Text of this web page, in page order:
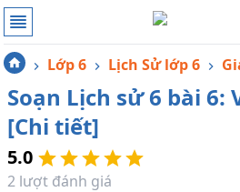
Lớp 6 Lịch Sử lớp 6
Soạn Lịch sử 6 bài 6:
[Chi tiết]
5.0
2 lượt đánh giá